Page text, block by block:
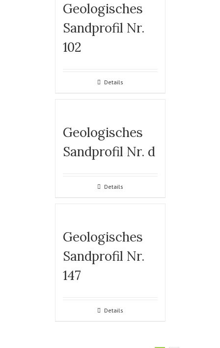
Geologisches
Sandprofil Nr.
102
Details
Geologisches
Sandprofil Nr. d
Details
Geologisches
Sandprofil Nr.
147
Details